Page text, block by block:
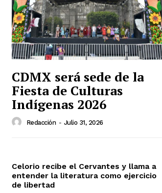
CDMX será sede de la
Fiesta de Culturas
Indígenas 2026
Redacción - Julio 31, 2026
Celorio recibe el Cervantes y llama a
entender la literatura como ejercicio
de libertad